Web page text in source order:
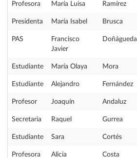
Profesora María Luisa Ramírez
Presidenta María Isabel Brusca
PAS
Francisco
Javier
Doñágueda
Estudiante María Olaya Mora
Estudiante Alejandro Fernández
Profesor Joaquín Andaluz
Secretaria Raquel Gurrea
Estudiante Sara Cortés
Profesora Alicia Costa